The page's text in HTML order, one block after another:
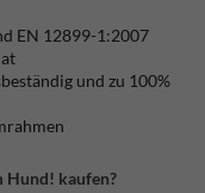
EN 12899-1:2007
und zu 100%
Hund! kaufen?